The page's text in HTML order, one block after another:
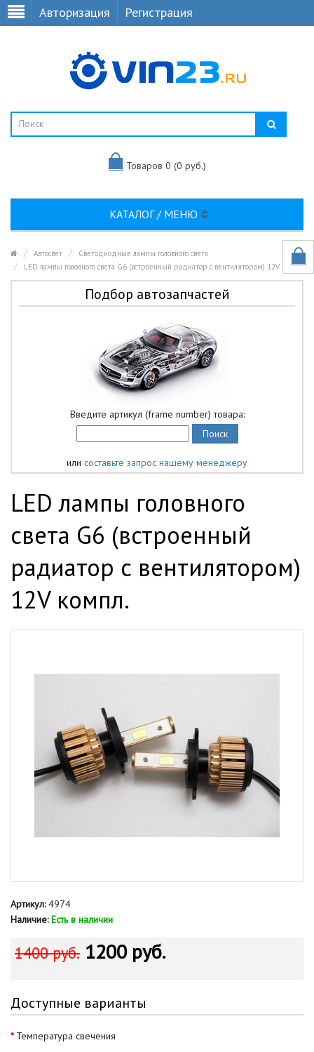
Авторизация Регистрация
Товаров 0 (0 руб.)
КАТАЛОГ / МЕНЮ
Автосвет
Светодиодные лампы головного света
LED лампы головного света G6 (встроенный радиатор с вентилятором) 12V компл.
Подбор автозапчастей
Введите артикул (frame number) товара:
или составьте запрос нашему менеджеру
LED лампы головного
света G6 (встроенный
радиатор с вентилятором)
12V компл.
Артикул:4974
Наличие: Есть в наличии
1400 руб. 1200 руб.
Доступные варианты
Температура свечения